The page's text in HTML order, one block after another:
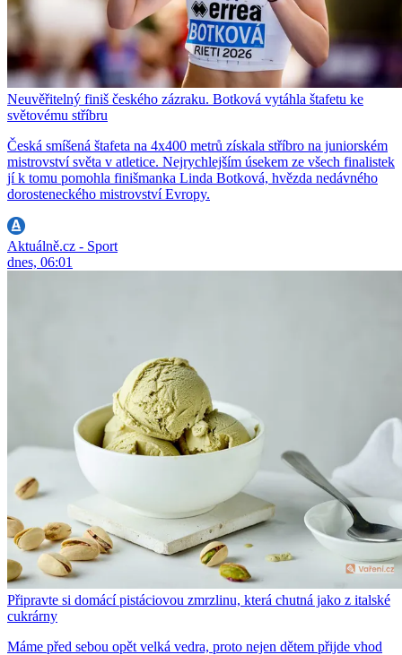
Neuvěřitelný finiš českého zázraku. Botková vytáhla štafetu ke
světovému stříbru
Česká smíšená štafeta na 4x400 metrů získala stříbro na juniorském
mistrovství světa v atletice. Nejrychlejším úsekem ze všech finalistek
jí k tomu pomohla finišmanka Linda Botková, hvězda nedávného
dorosteneckého mistrovství Evropy.
Aktuálně.cz - Sport
dnes, 06:01
Připravte si domácí pistáciovou zmrzlinu, která chutná jako z italské
cukrárny
Máme před sebou opět velká vedra, proto nejen dětem přijde vhod